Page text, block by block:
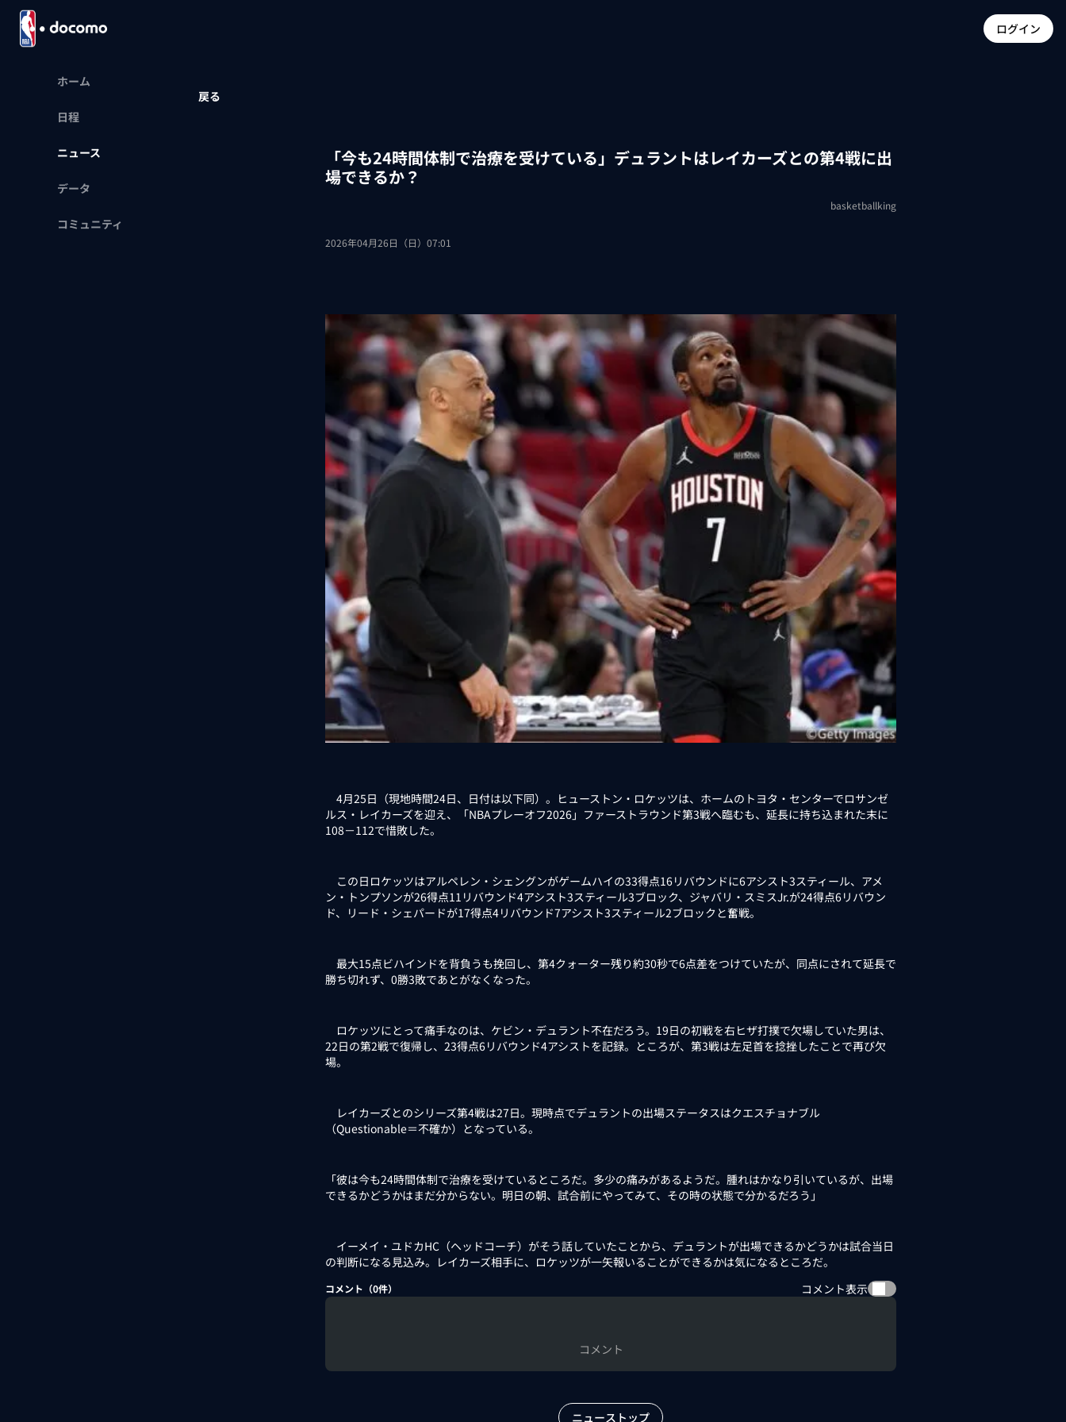
ログイン
ホーム
日程
ニュース
データ
コミュニティ
戻る
「今も24時間体制で治療を受けている」デュラントはレイカーズとの第4戦に出
場できるか？
basketballking
2026年04月26日（日）07:01
4月25日（現地時間24日、日付は以下同）。ヒューストン・ロケッツは、ホームのトヨタ・センターでロサンゼ
ルス・レイカーズを迎え、「NBAプレーオフ2026」ファーストラウンド第3戦へ臨むも、延長に持ち込まれた末に
108－112で惜敗した。
この日ロケッツはアルペレン・シェングンがゲームハイの33得点16リバウンドに6アシスト3スティール、アメ
ン・トンプソンが26得点11リバウンド4アシスト3スティール3ブロック、ジャバリ・スミスJr.が24得点6リバウン
ド、リード・シェパードが17得点4リバウンド7アシスト3スティール2ブロックと奮戦。
最大15点ビハインドを背負うも挽回し、第4クォーター残り約30秒で6点差をつけていたが、同点にされて延長で
勝ち切れず、0勝3敗であとがなくなった。
ロケッツにとって痛手なのは、ケビン・デュラント不在だろう。19日の初戦を右ヒザ打撲で欠場していた男は、
22日の第2戦で復帰し、23得点6リバウンド4アシストを記録。ところが、第3戦は左足首を捻挫したことで再び欠
場。
レイカーズとのシリーズ第4戦は27日。現時点でデュラントの出場ステータスはクエスチョナブル
（Questionable＝不確か）となっている。
「彼は今も24時間体制で治療を受けているところだ。多少の痛みがあるようだ。腫れはかなり引いているが、出場
できるかどうかはまだ分からない。明日の朝、試合前にやってみて、その時の状態で分かるだろう」
イーメイ・ユドカHC（ヘッドコーチ）がそう話していたことから、デュラントが出場できるかどうかは試合当日
の判断になる見込み。レイカーズ相手に、ロケッツが一矢報いることができるかは気になるところだ。
コメント（0件） コメント表示
コメント
ニューストップ